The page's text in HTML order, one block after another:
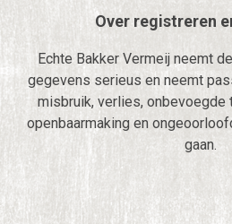
Over registreren
Echte Bakker Vermeij neemt
gegevens serieus en neemt
misbruik, verlies, onbevoegde
openbaarmaking en
gaan.